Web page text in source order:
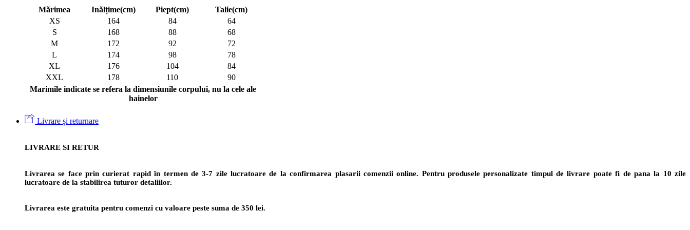
Mărimea Inălțime(cm) Piept(cm)
Talie(cm)
XS
164 84
64
S
168 88
68
M
172 92
72
L
174 98
78
XL
176 104
84
XXL
178 110
90
Marimile indicate se refera la dimensiunile corpului, nu la cele ale
hainelor
Livrare și returnare
LIVRARE SI RETUR
Livrarea se face prin curierat rapid în termen de 3-7 zile lucratoare de la confirmarea plasarii comenzii online. Pentru produsele personalizate timpul de livrare poate fi de pana la 10 zile
lucratoare de la stabilirea tuturor detaliilor.
Livrarea este gratuita pentru comenzi cu valoare peste suma de 350 lei.